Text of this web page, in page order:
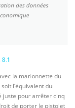
des données
la marionnette du
l’équivalent du
juste pour arrêter cinq
de porter le pistolet